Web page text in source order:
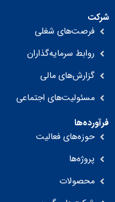
شرکت
فرصت‌های شغلی
روابط سرمایه‌گذاران
گزارش‌های مالی
مسئولیت‌های اجتماعی
فرآورده‌ها
حوزه‌های فعالیت
پروژه‌ها
محصولات